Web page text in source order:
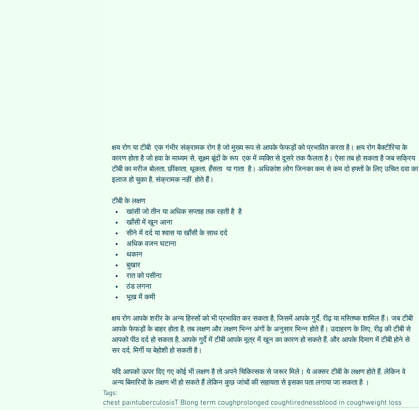
क्षय रोग या टीबी  एक गंभीर संक्रामक रोग है जो मुख्य रूप से आपके फेफड़ों को प्रभावित करता है। क्षय रोग बैक्टीरिया के
कारण होता है जो हवा के माध्यम से, सूक्ष्म बूंदों के रूप  एक में व्यक्ति से दूसरे तक फैलता है। ऐसा तब हो सकता है जब सक्रिय
टीबी का मरीज बोलता, छींकाता, थूकता, हँसता  या गाता  है। अधिकांश लोग जिनका कम से कम दो हफ्तों के लिए उचित दवा का
इलाज हो चुका है, संक्रामक नहीं  होते हैं।
टीबी के लक्षण
खांसी जो तीन या अधिक सप्ताह तक रहती है  है
खाँसी में खून आना
सीने में दर्द या श्वास या खाँसी के साथ दर्द
अधिक वजन घटाना
थकान
बुखार
रात को पसीना
ठंड लगना
भूख में कमी
क्षय रोग आपके शरीर के अन्य हिस्सों को भी प्रभावित कर सकता है, जिसमें आपके गुर्दे, रीढ़ या मस्तिष्क शामिल हैं। जब टीबी
आपके फेफड़ों के बाहर होता है, तब लक्षण और लक्षण भिन्न अंगों के अनुसार भिन्न होते हैं। उदाहरण के लिए, रीढ़ की टीबी से
आपको पीठ दर्द हो सकता है, आपके गुर्दे में टीबी आपके मूत्र में खून का कारण हो सकते हैं, और आपके दिमाग में टीबी होने से
सर दर्द, मिर्गी या बेहोशी हो सकती है।
यदि आपको ऊपर दिए गए कोई भी लक्षण है तो अपने चिकित्सक से जरूर मिले। ये अक्सर टीबी के लक्षण होते हैं, लेकिन वे
अन्य बिमारियों के लक्षण भी हो सकते हैं लेकिन कुछ जांचों की सहायता से इसका पता लगाया जा सकता है ।
Tags:
chest paintuberculosisT Blong term coughprolonged coughtirednessblood in coughweight loss